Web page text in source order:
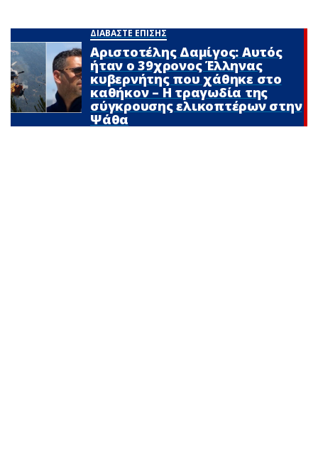
ΔΙΑΒΑΣΤΕ ΕΠΙΣΗΣ
Αριστοτέλης Δαμίγος: Αυτός
ήταν ο 39χρονος Έλληνας
κυβερνήτης που χάθηκε στο
καθήκον – Η τραγωδία της
σύγκρουσης ελικοπτέρων στην
Ψάθα